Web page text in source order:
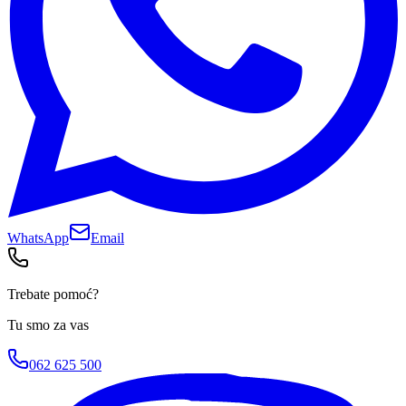
WhatsApp Email
Trebate pomoć?
Tu smo za vas
062 625 500